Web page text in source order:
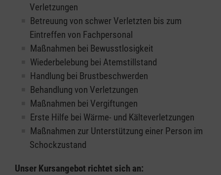
Verletzungen
Betreuung von schwer Verletzten bis zum
Eintreffen von Fachpersonal
Maßnahmen bei Bewusstlosigkeit
Wiederbelebung bei Atemstillstand
Handlung bei Brustbeschwerden
Behandlung von Verletzungen
Maßnahmen bei Vergiftungen
Erste Hilfe bei Wärme- und Kälteverletzungen
Maßnahmen zur Unterstützung einer Person im
Schockzustand
Unser Kursangebot richtet sich an: